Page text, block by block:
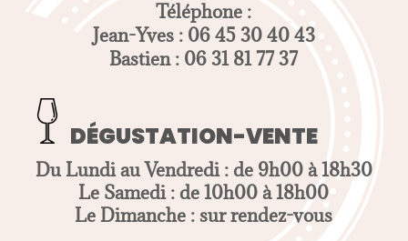
Téléphone :
Jean-Yves : 06 45 30 40 43
Bastien : 06 31 81 77 37
DÉGUSTATION-VENTE
Du Lundi au Vendredi : de 9h00 à 18h30
Le Samedi : de 10h00 à 18h00
Le Dimanche : sur rendez-vous